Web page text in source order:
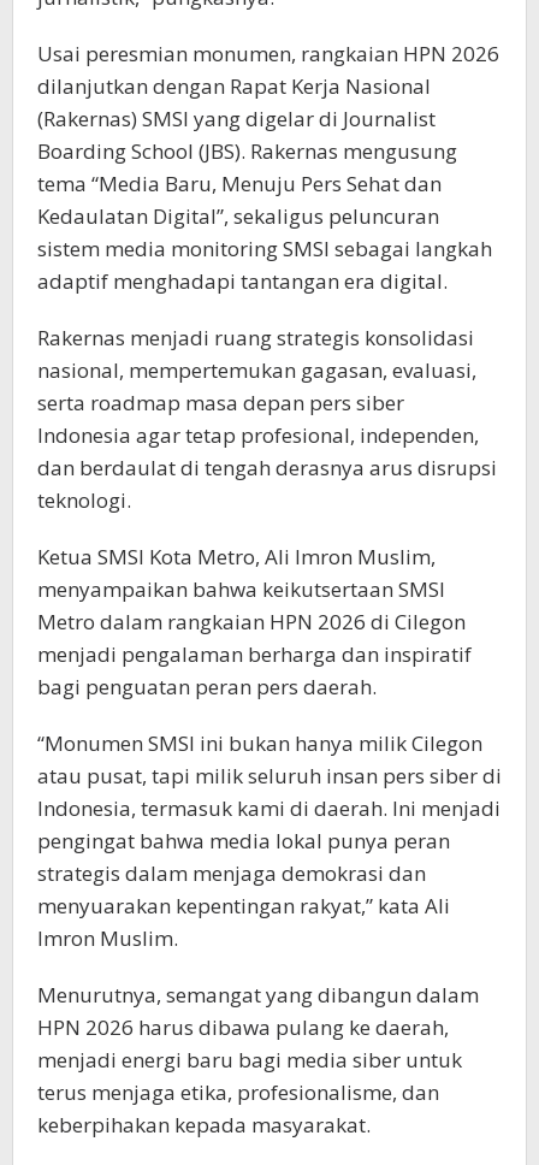
Usai peresmian monumen, rangkaian HPN 2026
dilanjutkan dengan Rapat Kerja Nasional
(Rakernas) SMSI yang digelar di Journalist
Boarding School (JBS). Rakernas mengusung
tema “Media Baru, Menuju Pers Sehat dan
Kedaulatan Digital”, sekaligus peluncuran
sistem media monitoring SMSI sebagai langkah
adaptif menghadapi tantangan era digital.
Rakernas menjadi ruang strategis konsolidasi
nasional, mempertemukan gagasan, evaluasi,
serta roadmap masa depan pers siber
Indonesia agar tetap profesional, independen,
dan berdaulat di tengah derasnya arus disrupsi
teknologi.
Ketua SMSI Kota Metro, Ali Imron Muslim,
menyampaikan bahwa keikutsertaan SMSI
Metro dalam rangkaian HPN 2026 di Cilegon
menjadi pengalaman berharga dan inspiratif
bagi penguatan peran pers daerah.
“Monumen SMSI ini bukan hanya milik Cilegon
atau pusat, tapi milik seluruh insan pers siber di
Indonesia, termasuk kami di daerah. Ini menjadi
pengingat bahwa media lokal punya peran
strategis dalam menjaga demokrasi dan
menyuarakan kepentingan rakyat,” kata Ali
Imron Muslim.
Menurutnya, semangat yang dibangun dalam
HPN 2026 harus dibawa pulang ke daerah,
menjadi energi baru bagi media siber untuk
terus menjaga etika, profesionalisme, dan
keberpihakan kepada masyarakat.